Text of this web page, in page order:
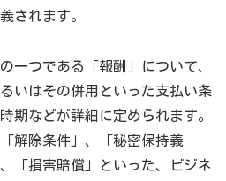
されます。
一つである「報酬」について、
いはその併用といった支払い条
期などが詳細に定められます。
解除条件」、「秘密保持義
「損害賠償」といった、ビジネ